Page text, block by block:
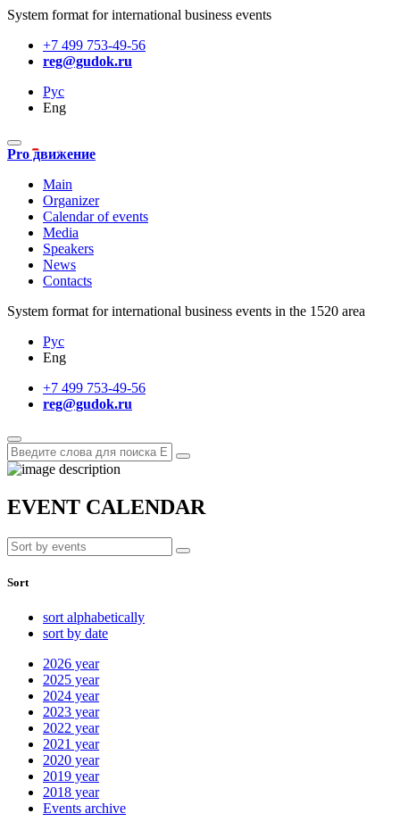
System format for international business events
+7 499 753-49-56
reg@gudok.ru
Рус
Eng
Pro движение
Main
Organizer
Calendar of events
Media
Speakers
News
Contacts
System format for international business events in the 1520 area
Рус
Eng
+7 499 753-49-56
reg@gudok.ru
EVENT CALENDAR
Sort
sort alphabetically
sort by date
2026 year
2025 year
2024 year
2023 year
2022 year
2021 year
2020 year
2019 year
2018 year
Events archive